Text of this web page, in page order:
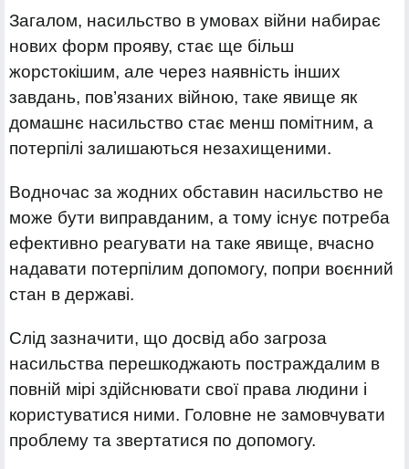
Загалом, насильство в умовах війни набирає
нових форм прояву, стає ще більш
жорстокішим, але через наявність інших
завдань, пов’язаних війною, таке явище як
домашнє насильство стає менш помітним, а
потерпілі залишаються незахищеними.
Водночас за жодних обставин насильство не
може бути виправданим, а тому існує потреба
ефективно реагувати на таке явище, вчасно
надавати потерпілим допомогу, попри воєнний
стан в державі.
Слід зазначити, що досвід або загроза
насильства перешкоджають постраждалим в
повній мірі здійснювати свої права людини і
користуватися ними. Головне не замовчувати
проблему та звертатися по допомогу.